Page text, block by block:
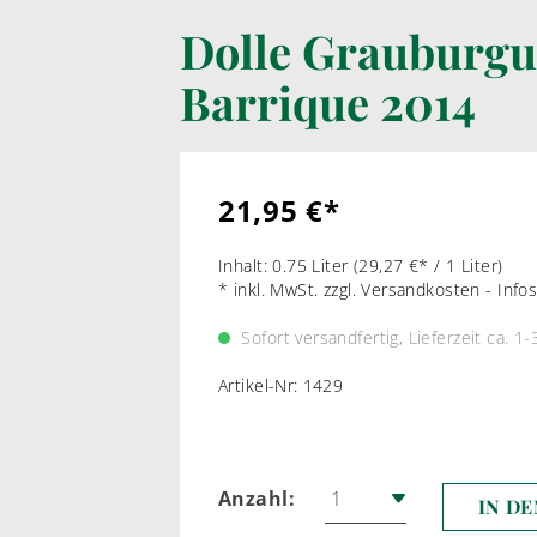
LIKÖRWEIN
PORTWEIN
MARSALA & CO
Dolle
Barrique 2014
21,95 €*
Inhalt:0.75 Liter (29,27 €* / 1 Liter)
* inkl. MwSt. zzgl. Versandkosten -
Sofort versandfertig, Lieferzeit ca. 1-
Artikel-Nr: 1429
Anzahl: IN